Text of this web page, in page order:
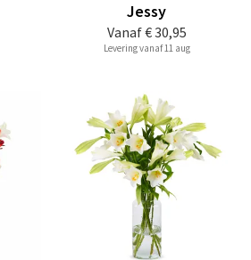
Vanaf€ 30,95
Jessy
Levering vanaf 11 aug